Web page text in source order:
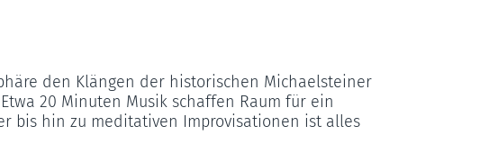
den Klängen der historischen Michaelsteiner
20 Minuten Musik schaffen Raum für ein
bis hin zu meditativen Improvisationen ist alles